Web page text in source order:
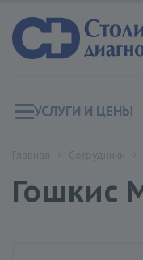
УСЛУГИ И ЦЕНЫ
Гошкис